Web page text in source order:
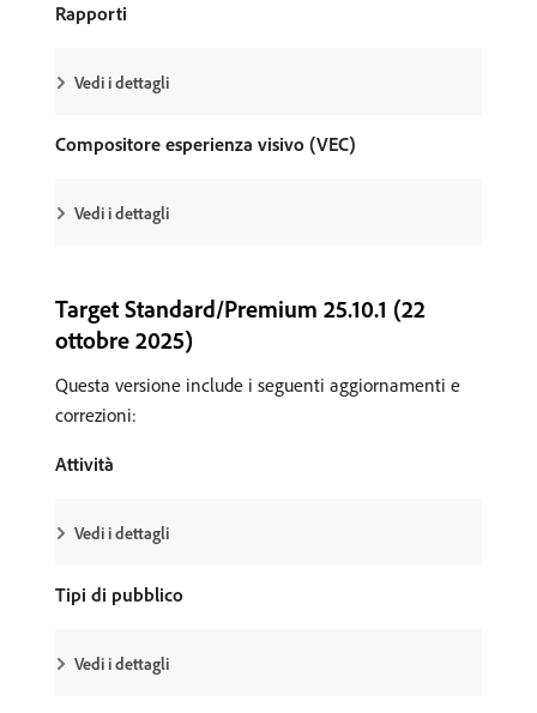
Rapporti
Vedi i dettagli
Compositore esperienza visivo (VEC)
Vedi i dettagli
Target Standard/Premium 25.10.1 (22
ottobre 2025)
Questa versione include i seguenti aggiornamenti e
correzioni:
Attività
Vedi i dettagli
Tipi di pubblico
Vedi i dettagli